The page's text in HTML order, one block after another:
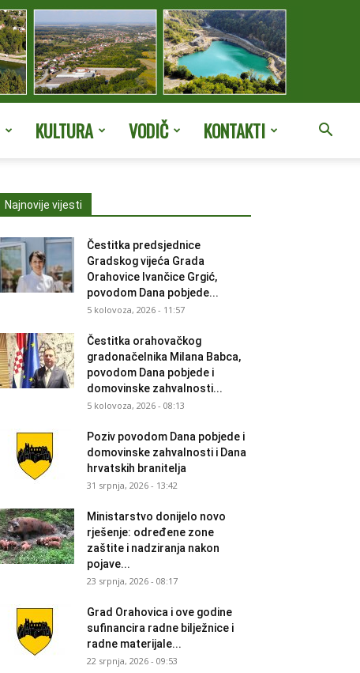
KULTURA VODIČ KONTAKTI
Najnovije vijesti
Čestitka predsjednice
Gradskog vijeća Grada
Orahovice Ivančice Grgić,
povodom Dana pobjede...
5 kolovoza, 2026 - 11:57
Čestitka orahovačkog
gradonačelnika Milana Babca,
povodom Dana pobjede i
domovinske zahvalnosti...
5 kolovoza, 2026 - 08:13
Poziv povodom Dana pobjede i
domovinske zahvalnosti i Dana
hrvatskih branitelja
31 srpnja, 2026 - 13:42
Ministarstvo donijelo novo
rješenje: određene zone
zaštite i nadziranja nakon
pojave...
23 srpnja, 2026 - 08:17
Grad Orahovica i ove godine
sufinancira radne bilježnice i
radne materijale...
22 srpnja, 2026 - 09:53